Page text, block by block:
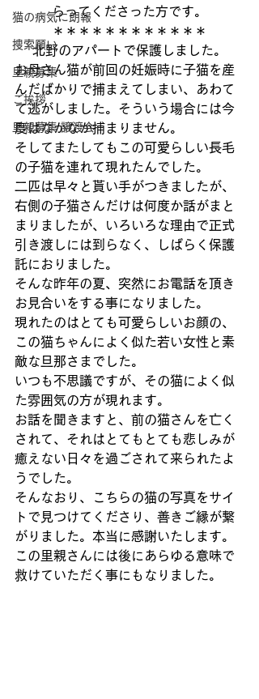
猫の病気に朗報
捜索願い
里親募集
ご挨拶
里親募集 譲渡会
らってくださった方です。
＊＊＊＊＊＊＊＊＊＊＊＊
北野のアパートで保護しました。
お母さん猫が前回の妊娠時に子猫を産
んだばかりで捕まえてしまい、あわて
て逃がしました。そういう場合には今
度はなかなか捕まりません。
そしてまたしてもこの可愛らしい長毛
の子猫を連れて現れたんでした。
二匹は早々と貰い手がつきましたが、
右側の子猫さんだけは何度か話がまと
まりましたが、いろいろな理由で正式
引き渡しには到らなく、しばらく保護
託におりました。
そんな昨年の夏、突然にお電話を頂き
お見合いをする事になりました。
現れたのはとても可愛らしいお顔の、
この猫ちゃんによく似た若い女性と素
敵な旦那さまでした。
いつも不思議ですが、その猫によく似
た雰囲気の方が現れます。
お話を聞きますと、前の猫さんを亡く
されて、それはとてもとても悲しみが
癒えない日々を過ごされて来られたよ
うでした。
そんなおり、こちらの猫の写真をサイ
トで見つけてくださり、善きご縁が繋
がりました。本当に感謝いたします。
この里親さんには後にあらゆる意味で
救けていただく事にもなりました。